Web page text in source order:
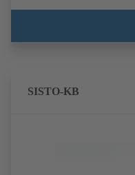
SISTO-KB